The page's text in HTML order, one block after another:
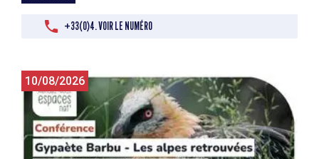
+33(0)4. VOIR LE NUMÉRO
10/08/2026